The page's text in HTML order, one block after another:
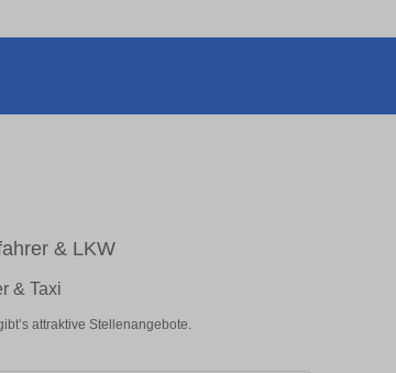
& LKW
& Taxi
attraktive Stellenangebote.